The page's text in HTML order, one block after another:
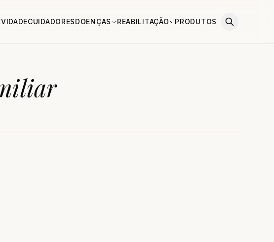
CUIDADORESDOENÇAS REABILITAÇÃO PRODUTOS